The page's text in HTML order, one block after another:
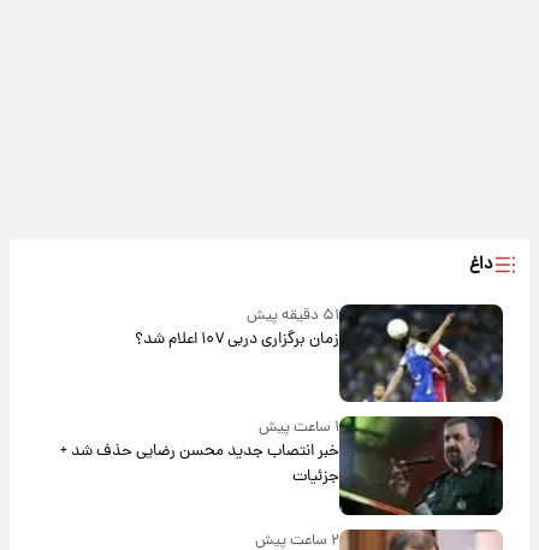
داغ
۵۱ دقیقه پیش
زمان برگزاری دربی ۱۰۷ اعلام شد؟
۱ ساعت پیش
خبر انتصاب جدید محسن رضایی حذف شد +
جزئیات